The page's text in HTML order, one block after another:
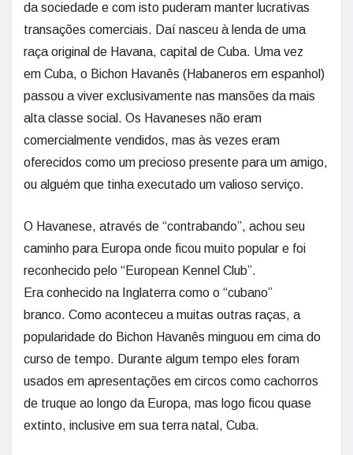
da sociedade e com isto puderam manter lucrativas
transações comerciais. Daí nasceu à lenda de uma
raça original de Havana, capital de Cuba. Uma vez
em Cuba, o Bichon Havanês (Habaneros em espanhol)
passou a viver exclusivamente nas mansões da mais
alta classe social. Os Havaneses não eram
comercialmente vendidos, mas às vezes eram
oferecidos como um precioso presente para um amigo,
ou alguém que tinha executado um valioso serviço.
O Havanese, através de “contrabando”, achou seu
caminho para Europa onde ficou muito popular e foi
reconhecido pelo “European Kennel Club”.
Era conhecido na Inglaterra como o “cubano”
branco. Como aconteceu a muitas outras raças, a
popularidade do Bichon Havanês minguou em cima do
curso de tempo. Durante algum tempo eles foram
usados em apresentações em circos como cachorros
de truque ao longo da Europa, mas logo ficou quase
extinto, inclusive em sua terra natal, Cuba.